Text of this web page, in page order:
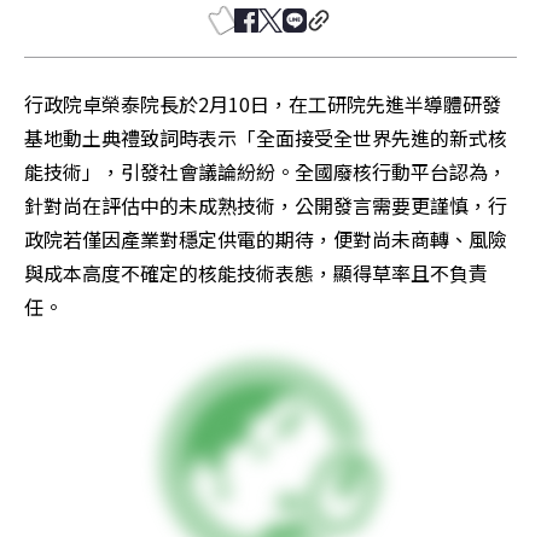
行政院卓榮泰院長於2月10日，在工研院先進半導體研發
基地動土典禮致詞時表示「全面接受全世界先進的新式核
能技術」，引發社會議論紛紛。全國廢核行動平台認為，
針對尚在評估中的未成熟技術，公開發言需要更謹慎，行
政院若僅因產業對穩定供電的期待，便對尚未商轉、風險
與成本高度不確定的核能技術表態，顯得草率且不負責
任。